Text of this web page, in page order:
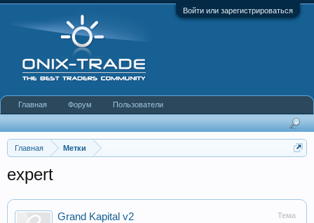
Войти или зарегистрироваться
Главная Метки
expert
Тема
Grand Kapital v2
Главная Форум Пользователи